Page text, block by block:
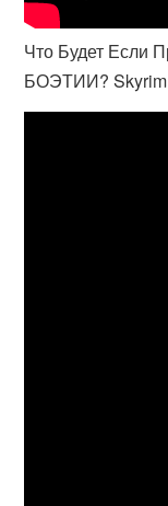
Что Будет Если
БОЭТИИ? Skyrim